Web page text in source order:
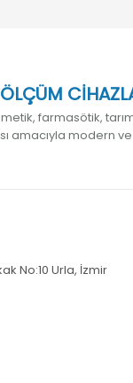
farmasötik,
modern
No:10 Urla, İzmir